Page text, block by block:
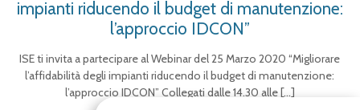
impianti riducendo il budget di manutenzione:
l’approccio IDCON”
ISE ti invita a partecipare al Webinar del 25 Marzo 2020 “Migliorare
l’affidabilità degli impianti riducendo il budget di manutenzione:
l’approccio IDCON” Collegati dalle 14.30 alle[…]